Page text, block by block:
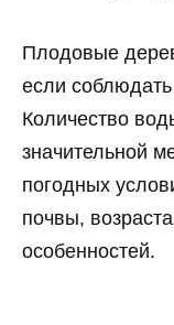
Плодовые
если
Количество
значительной
погодных
почвы,
особенностей.